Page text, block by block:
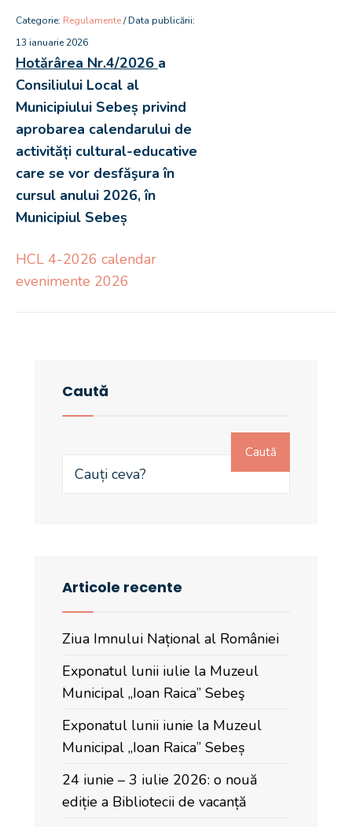
Categorie: Regulamente/ Data publicării:
13 ianuarie 2026
Hotărârea Nr.4/2026 a
Consiliului Local al
Municipiului Sebeș privind
aprobarea calendarului de
activități cultural-educative
care se vor desfăşura în
cursul anului 2026, în
Municipiul Sebeș
HCL 4-2026 calendar
evenimente 2026
Caută
Caută
Articole recente
Ziua Imnului Național al României
Exponatul lunii iulie la Muzeul
Municipal „Ioan Raica” Sebeş
Exponatul lunii iunie la Muzeul
Municipal „Ioan Raica” Sebeș
24 iunie – 3 iulie 2026: o nouă
ediție a Bibliotecii de vacanță